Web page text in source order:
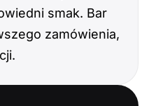
smak. Bar
zamówienia,